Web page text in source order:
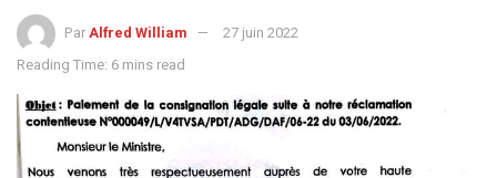
ParAlfred William
27 juin 2022
Reading Time: 6 mins read